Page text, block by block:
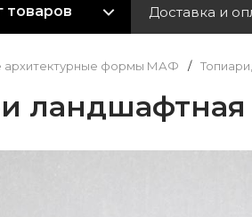
товаров Доставка и
архитектурные формы МАФ /